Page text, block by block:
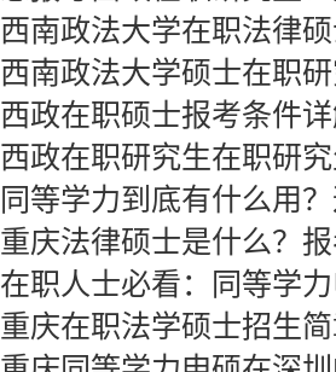
西南政法大学在职法律
西南政法大学硕士在职
西政在职硕士报考条件
西政在职研究生在职研
同等学力到底有什么用
重庆法律硕士是什么？
在职人士必看：同等学
重庆在职法学硕士招生